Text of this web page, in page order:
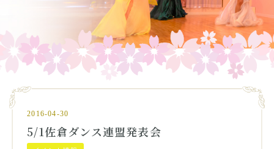
2016-04-30
5/1佐倉ダンス連盟発表会